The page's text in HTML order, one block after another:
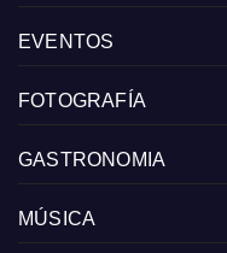
EVENTOS
FOTOGRAFÍA
GASTRONOMIA
MÚSICA